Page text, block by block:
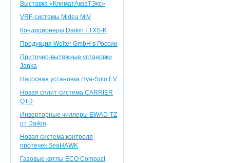
Выставка «КлиматАкваТЭкс»
VRF-системы Midea MIV
Кондиционеры Daikin FTXS-K
Продукция Wolter GmbH в России
Приточно-вытяжные установки
Janka
Насосная установка Hya-Solo EV
Новая сплит-система CARRIER
QTD
Инверторные чиллеры EWAD-TZ
от Daikin
Новая система контроля
протечек SeaHAWK
Газовые котлы ECO Compact